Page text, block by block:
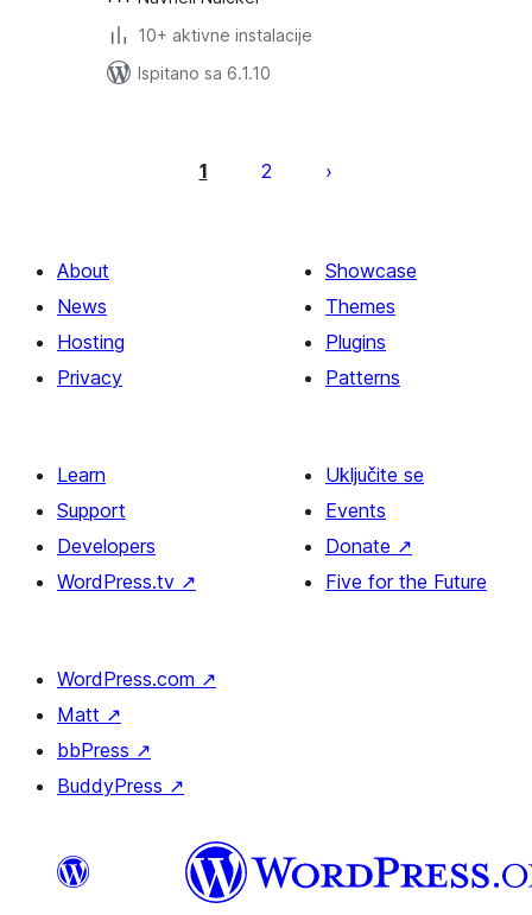
10+ aktivne instalacije
Ispitano sa 6.1.10
stranica
1 2
About
News
Hosting
Privacy
Showcase
Themes
Plugins
Patterns
Learn
Support
Developers
WordPress.tv ↗
Uključite se
Events
Donate ↗
Five for the Future
WordPress.com ↗
Matt ↗
bbPress ↗
BuddyPress ↗